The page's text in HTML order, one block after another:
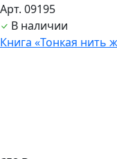
Арт. 09195
В наличии
Книга «Тонкая нить